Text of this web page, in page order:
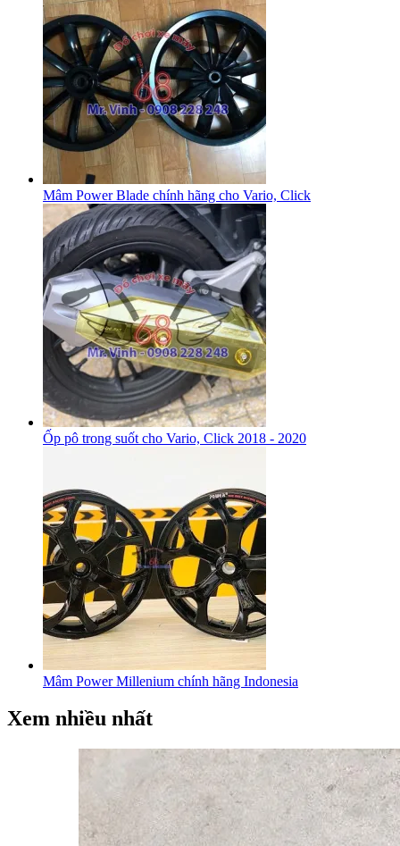
Mâm Power Blade chính hãng cho Vario, Click
Ốp pô trong suốt cho Vario, Click 2018 - 2020
Mâm Power Millenium chính hãng Indonesia
Xem nhiều nhất